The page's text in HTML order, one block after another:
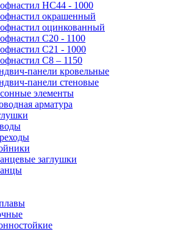
НС44 - 1000
окрашенный
оцинкованный
С20 - 1100
С21 - 1000
С8 – 1150
панели кровельные
панели стеновые
элементы
арматура
заглушки